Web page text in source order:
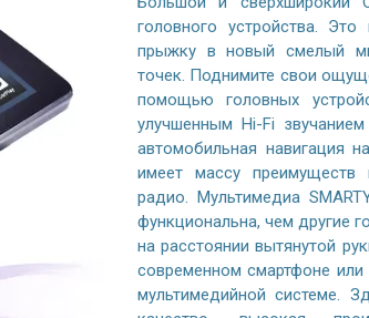
головного устройства.
прыжку в новый смелый
точек. Поднимите свои
помощью головных
улучшенным Hi-Fi
автомобильная навигация
имеет массу
радио. Мультимедиа
функциональна, чем другие
на расстоянии вытянутой
современном смартфоне или
мультимедийной системе.